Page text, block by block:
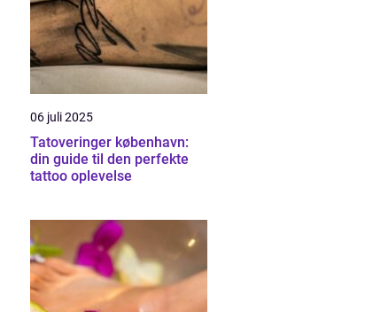
06 juli 2025
Tatoveringer københavn:
din guide til den perfekte
tattoo oplevelse